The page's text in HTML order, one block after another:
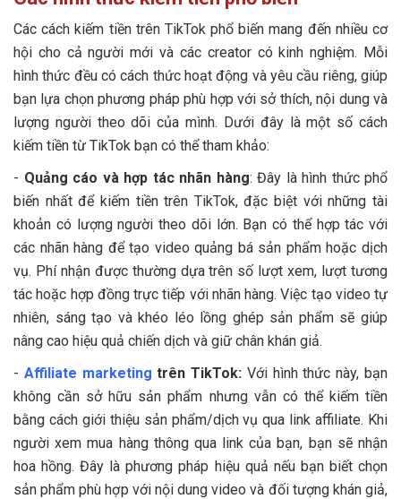
Các cách kiếm tiền trên TikTok phổ biến mang đến nhiều cơ
hội cho cả người mới và các creator có kinh nghiệm. Mỗi
hình thức đều có cách thức hoạt động và yêu cầu riêng, giúp
bạn lựa chọn phương pháp phù hợp với sở thích, nội dung và
lượng người theo dõi của mình. Dưới đây là một số cách
kiếm tiền từ TikTok bạn có thể tham khảo:
- Quảng cáo và hợp tác nhãn hàng: Đây là hình thức phổ
biến nhất để kiếm tiền trên TikTok, đặc biệt với những tài
khoản có lượng người theo dõi lớn. Bạn có thể hợp tác với
các nhãn hàng để tạo video quảng bá sản phẩm hoặc dịch
vụ. Phí nhận được thường dựa trên số lượt xem, lượt tương
tác hoặc hợp đồng trực tiếp với nhãn hàng. Việc tạo video tự
nhiên, sáng tạo và khéo léo lồng ghép sản phẩm sẽ giúp
nâng cao hiệu quả chiến dịch và giữ chân khán giả.
- Affiliate marketing trên TikTok: Với hình thức này, bạn
không cần sở hữu sản phẩm nhưng vẫn có thể kiếm tiền
bằng cách giới thiệu sản phẩm/dịch vụ qua link affiliate. Khi
người xem mua hàng thông qua link của bạn, bạn sẽ nhận
hoa hồng. Đây là phương pháp hiệu quả nếu bạn biết chọn
sản phẩm phù hợp với nội dung video và đối tượng khán giả,